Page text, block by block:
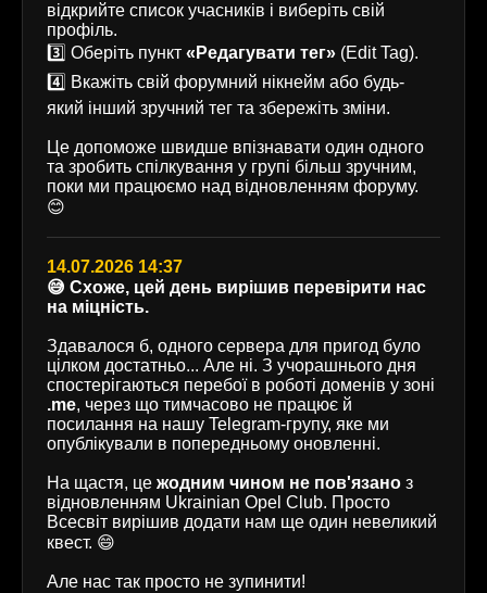
відкрийте список учасників і виберіть свій
профіль.
3️⃣ Оберіть пункт «Редагувати тег» (Edit Tag).
4️⃣ Вкажіть свій форумний нікнейм або будь-
який інший зручний тег та збережіть зміни.
Це допоможе швидше впізнавати один одного
та зробить спілкування у групі більш зручним,
поки ми працюємо над відновленням форуму.
😊
14.07.2026 14:37
😅 Схоже, цей день вирішив перевірити нас
на міцність.
Здавалося б, одного сервера для пригод було
цілком достатньо... Але ні. З учорашнього дня
спостерігаються перебої в роботі доменів у зоні
.me, через що тимчасово не працює й
посилання на нашу Telegram-групу, яке ми
опублікували в попередньому оновленні.
На щастя, це жодним чином не пов'язано з
відновленням Ukrainian Opel Club. Просто
Всесвіт вирішив додати нам ще один невеликий
квест. 😄
Але нас так просто не зупинити!